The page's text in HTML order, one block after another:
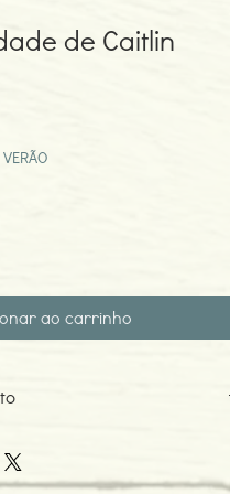
de Caitlin
ao carrinho
06-2019